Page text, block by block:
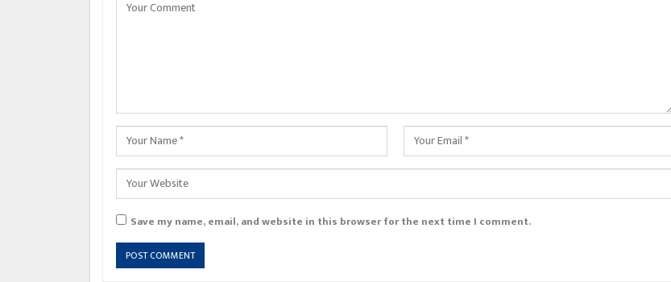
Save my name, email, and website in this browser for the next time I comment.